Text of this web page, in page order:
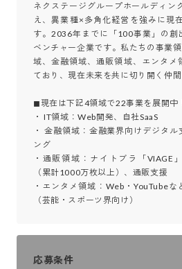
ネクステージグループホールディン
え、異業種×多角化経営を強みに現
す。2036年までに「100事業」の創
ベンチャー企業です。私たちの事業
域、金融領域、通販領域、エンタメ
ており、現在未来を共に切り開く仲
◼︎現在は下記4領域で22事業を展開中
・ IT領域：Web開発、自社SaaS
・ 金融領域：金融業界向けデジタル
ング
・通販領域：ナイトブラ「VIAGE
（累計1000万枚以上）、通販支援
・エンタメ領域：Web・YouTube
（芸能・スポーツ界向け）
応募条件